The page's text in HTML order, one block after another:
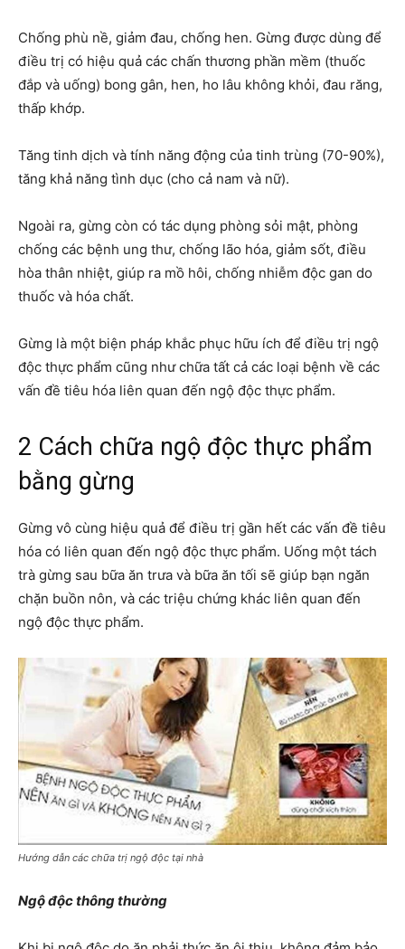
Chống phù nề, giảm đau, chống hen. Gừng được dùng để
điều trị có hiệu quả các chấn thương phần mềm (thuốc
đắp và uống) bong gân, hen, ho lâu không khỏi, đau răng,
thấp khớp.
Tăng tinh dịch và tính năng động của tinh trùng (70-90%),
tăng khả năng tình dục (cho cả nam và nữ).
Ngoài ra, gừng còn có tác dụng phòng sỏi mật, phòng
chống các bệnh ung thư, chống lão hóa, giảm sốt, điều
hòa thân nhiệt, giúp ra mồ hôi, chống nhiễm độc gan do
thuốc và hóa chất.
Gừng là một biện pháp khắc phục hữu ích để điều trị ngộ
độc thực phẩm cũng như chữa tất cả các loại bệnh về các
vấn đề tiêu hóa liên quan đến ngộ độc thực phẩm.
2 Cách chữa ngộ độc thực phẩm
bằng gừng
Gừng vô cùng hiệu quả để điều trị gần hết các vấn đề tiêu
hóa có liên quan đến ngộ độc thực phẩm. Uống một tách
trà gừng sau bữa ăn trưa và bữa ăn tối sẽ giúp bạn ngăn
chặn buồn nôn, và các triệu chứng khác liên quan đến
ngộ độc thực phẩm.
Hướng dẫn các chữa trị ngộ độc tại nhà
Ngộ độc thông thường